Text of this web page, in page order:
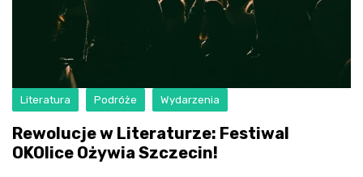
Literatura Podróże Wydarzenia
Rewolucje w Literaturze: Festiwal
OKOlice Ożywia Szczecin!